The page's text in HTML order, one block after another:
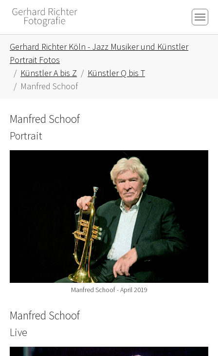
Skip to main content
Skip to page footer
Gerhard Richter Köln - Jazz Musiker und Künstler
Portrait Fotos
Künstler A bis Z
Künstler Q bis T
Manfred Schoof
Manfred Schoof
Portrait
Manfred Schoof - April 2019
Manfred Schoof
Live
Show larger version for: